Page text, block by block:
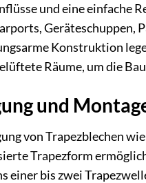
und eine einfache
Geräteschuppen,
Konstruktion
Räume, um die
und
von Trapezblechen
Trapezform
einer bis zwei